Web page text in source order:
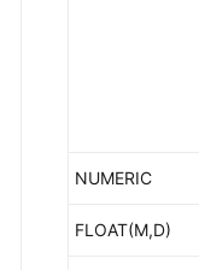
成
线
NUMERIC
FLOAT(M,D)